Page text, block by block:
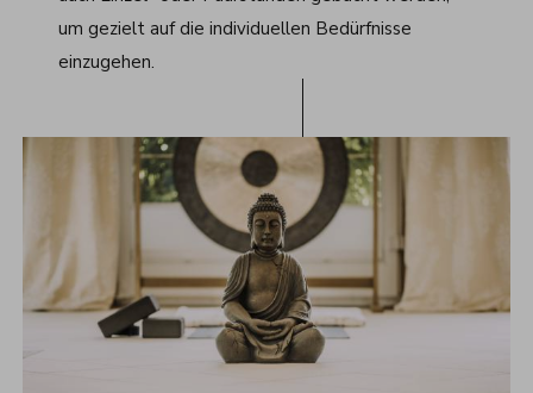
um gezielt auf die individuellen Bedürfnisse
einzugehen.